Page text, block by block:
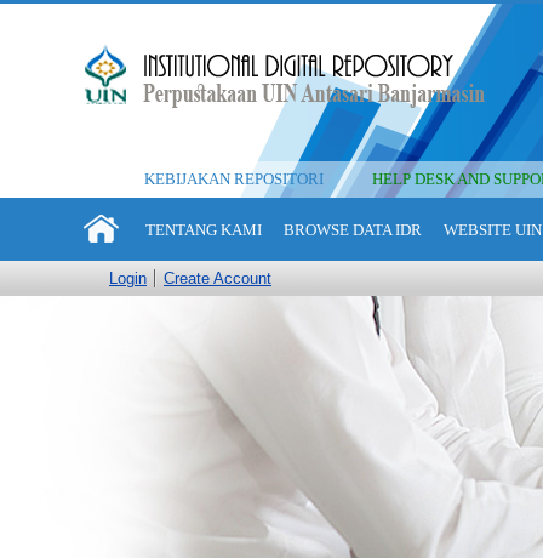
KEBIJAKAN REPOSITORI HELP DESK AND
TENTANG KAMI BROWSE DATA IDR WEBSITE
Login Create Account